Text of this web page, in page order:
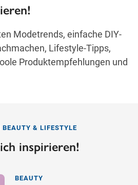
Modetrends, einfache DIY-
Lifestyle-Tipps,
Produktempfehlungen und
BEAUTY & LIFESTYLE
inspirieren!
BEAUTY